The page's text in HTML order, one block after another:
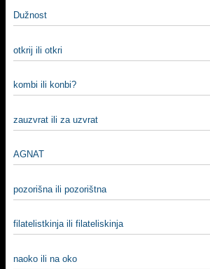
Dužnost
otkrij ili otkri
kombi ili konbi?
zauzvrat ili za uzvrat
AGNAT
pozorišna ili pozorištna
filatelistkinja ili filateliskinja
naoko ili na oko